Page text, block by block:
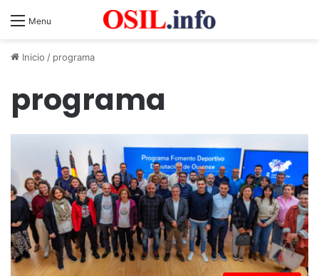
Menu
Inicio / programa
programa